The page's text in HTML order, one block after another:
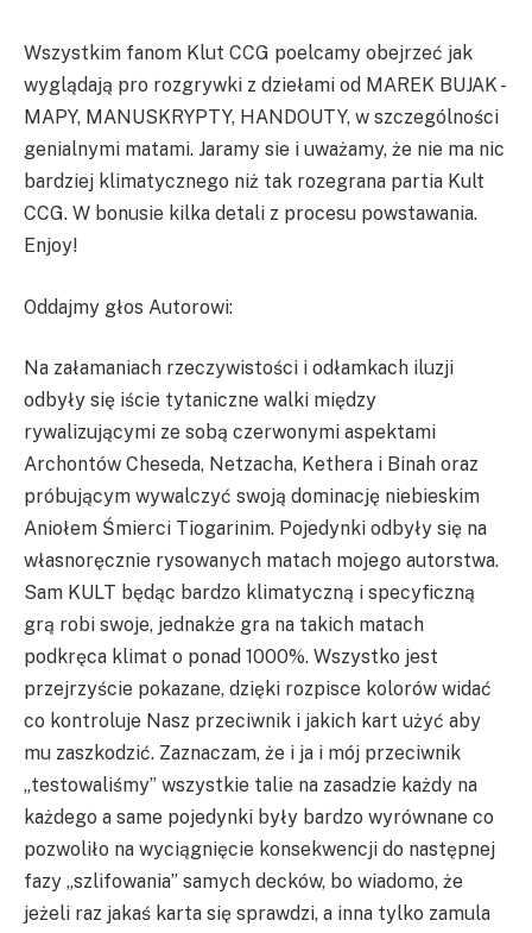
Wszystkim fanom Klut CCG poelcamy obejrzeć jak
wyglądają pro rozgrywki z dziełami od MAREK BUJAK -
MAPY, MANUSKRYPTY, HANDOUTY, w szczególności
genialnymi matami. Jaramy sie i uważamy, że nie ma nic
bardziej klimatycznego niż tak rozegrana partia Kult
CCG. W bonusie kilka detali z procesu powstawania.
Enjoy!
Oddajmy głos Autorowi:
Na załamaniach rzeczywistości i odłamkach iluzji
odbyły się iście tytaniczne walki między
rywalizującymi ze sobą czerwonymi aspektami
Archontów Cheseda, Netzacha, Kethera i Binah oraz
próbującym wywalczyć swoją dominację niebieskim
Aniołem Śmierci Tiogarinim. Pojedynki odbyły się na
własnoręcznie rysowanych matach mojego autorstwa.
Sam KULT będąc bardzo klimatyczną i specyficzną
grą robi swoje, jednakże gra na takich matach
podkręca klimat o ponad 1000%. Wszystko jest
przejrzyście pokazane, dzięki rozpisce kolorów widać
co kontroluje Nasz przeciwnik i jakich kart użyć aby
mu zaszkodzić. Zaznaczam, że i ja i mój przeciwnik
„testowaliśmy” wszystkie talie na zasadzie każdy na
każdego a same pojedynki były bardzo wyrównane co
pozwoliło na wyciągnięcie konsekwencji do następnej
fazy „szlifowania” samych decków, bo wiadomo, że
jeżeli raz jakaś karta się sprawdzi, a inna tylko zamula